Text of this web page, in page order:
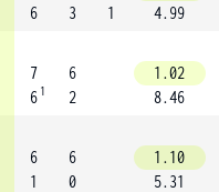
6
3
1
4.99
7
6 1
6
2
1.02
8.46
6
1
6
0
1.10
5.31